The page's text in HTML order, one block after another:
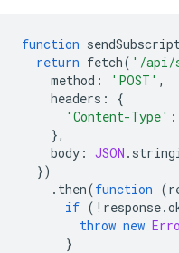
function
return fetch( '/api/
method : 'POST' ,
headers :
{
'Content-Type' :
},
body : JSON .
})
. then(function (
if ( ! response.
throw new
}